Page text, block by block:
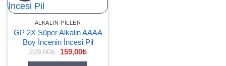
ALKALIN PILLER
GP 2X Süper Alkalin AAAA
Boy İncenin İncesi Pil
229,00₺ Orijinal
fiyat:
159,00₺Şu